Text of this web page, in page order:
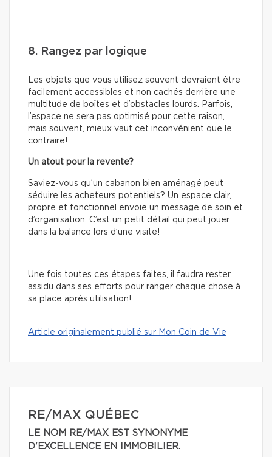
8. Rangez par logique
Les objets que vous utilisez souvent devraient être
facilement accessibles et non cachés derrière une
multitude de boîtes et d’obstacles lourds. Parfois,
l’espace ne sera pas optimisé pour cette raison,
mais souvent, mieux vaut cet inconvénient que le
contraire!
Un atout pour la revente?
Saviez-vous qu’un cabanon bien aménagé peut
séduire les acheteurs potentiels? Un espace clair,
propre et fonctionnel envoie un message de soin et
d’organisation. C’est un petit détail qui peut jouer
dans la balance lors d’une visite!
Une fois toutes ces étapes faites, il faudra rester
assidu dans ses efforts pour ranger chaque chose à
sa place après utilisation!
Article originalement publié sur Mon Coin de Vie
RE/MAX QUÉBEC
LE NOM RE/MAX EST SYNONYME
D'EXCELLENCE EN IMMOBILIER.